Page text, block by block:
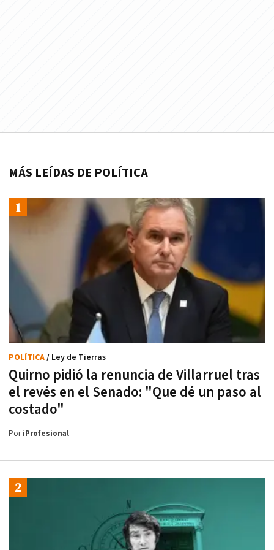
MÁS LEÍDAS DE POLÍTICA
Quirno pidió la renuncia de Villarruel tras
el revés en el Senado: "Que dé un paso al
costado"
POLÍTICA/ Ley de Tierras
PoriProfesional